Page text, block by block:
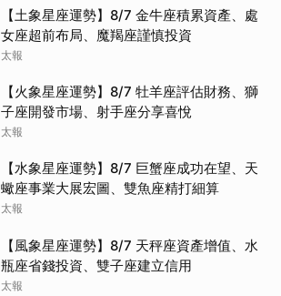
【土象星座運勢】8/7 金牛座積累資產、處
女座超前布局、魔羯座謹慎投資
太報
【火象星座運勢】8/7 牡羊座評估財務、獅
子座開發市場、射手座分享喜悅
太報
【水象星座運勢】8/7 巨蟹座成功在望、天
蠍座事業大展宏圖、雙魚座精打細算
太報
【風象星座運勢】8/7 天秤座資產增值、水
瓶座省錢投資、雙子座建立信用
太報